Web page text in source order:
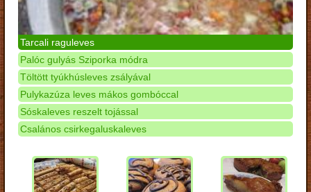
Tarcali raguleves
Palóc gulyás Sziporka módra
Töltött tyúkhúsleves zsályával
Pulykazúza leves mákos gombóccal
Sóskaleves reszelt tojással
Csalános csirkegaluskaleves